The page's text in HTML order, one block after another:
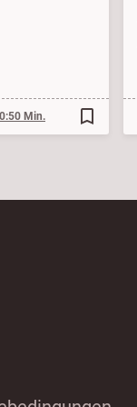
Min. bookmark_border